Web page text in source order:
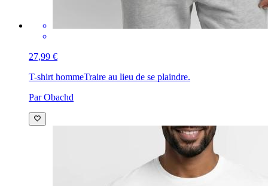
27,99 €
T-shirt hommeTraire au lieu de se plaindre.
Par Obachd